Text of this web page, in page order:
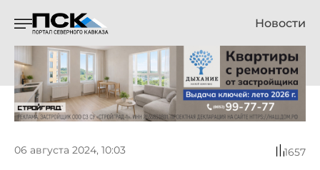
Новости
06 августа 2024, 10:03 1657